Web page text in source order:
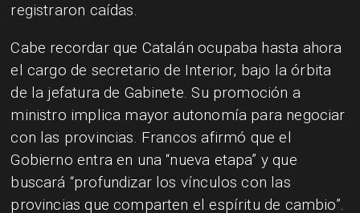
registraron caídas.
Cabe recordar que Catalán ocupaba hasta ahora
el cargo de secretario de Interior, bajo la órbita
de la jefatura de Gabinete. Su promoción a
ministro implica mayor autonomía para negociar
con las provincias. Francos afirmó que el
Gobierno entra en una “nueva etapa” y que
buscará “profundizar los vínculos con las
provincias que comparten el espíritu de cambio”.